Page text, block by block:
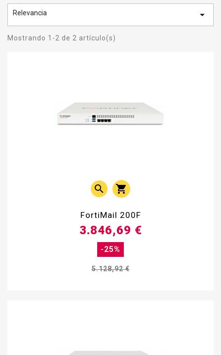
Relevancia 
Mostrando 1-2 de 2 artículo(s)
 
FortiMail 200F
5.128,92 €
-25%
3.846,69 €